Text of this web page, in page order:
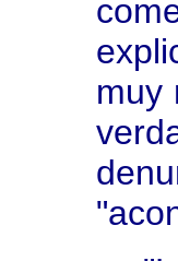
muy